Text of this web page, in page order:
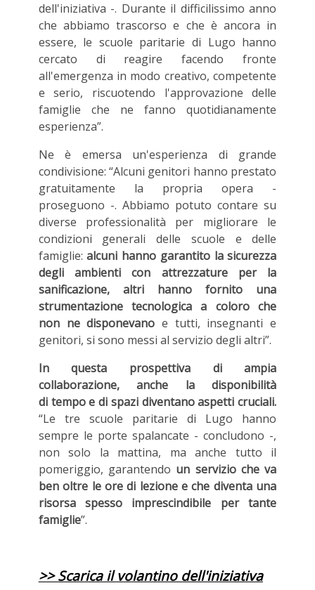
dell'iniziativa -. Durante il difficilissimo anno
che abbiamo trascorso e che è ancora in
essere, le scuole paritarie di Lugo hanno
cercato di reagire facendo fronte
all'emergenza in modo creativo, competente
e serio, riscuotendo l'approvazione delle
famiglie che ne fanno quotidianamente
esperienza”.
Ne è emersa un'esperienza di grande
condivisione: “Alcuni genitori hanno prestato
gratuitamente la propria opera -
proseguono -. Abbiamo potuto contare su
diverse professionalità per migliorare le
condizioni generali delle scuole e delle
famiglie:alcuni hanno garantito la sicurezza
degli ambienti con attrezzature per la
sanificazione, altri hanno fornito una
strumentazione tecnologica a coloro che
non ne disponevano e tutti, insegnanti e
genitori, si sono messi al servizio degli altri”.
In questa prospettiva di ampia
collaborazione, anche la disponibilità
di tempo e di spazi diventano aspetti cruciali.
“Le tre scuole paritarie di Lugo hanno
sempre le porte spalancate - concludono -,
non solo la mattina, ma anche tutto il
pomeriggio, garantendo un servizio che va
ben oltre le ore di lezione e che diventa una
risorsa spesso imprescindibile per tante
famiglie”.
>> Scarica il volantino dell'iniziativa